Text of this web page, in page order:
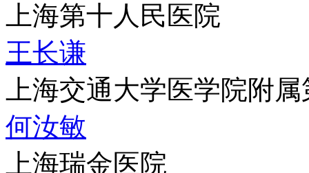
上海第十人民医院
王长谦
上海交通大学医学院附
何汝敏
上海瑞金医院